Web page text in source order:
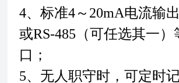
4、标准4～20mA电流输
或RS-485（可任选其一）
口；
5、无人职守时，可定时